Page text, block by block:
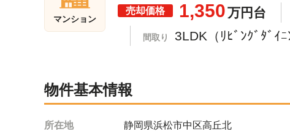
マンション
売却価格 1,350万円台
間取り 3LDK（ﾘﾋﾞﾝｸﾞﾀﾞ
物件基本情報
所在地 静岡県浜松市中区高丘北